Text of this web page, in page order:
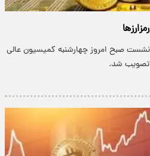
نشست صبح امروز چهارشنبه کمیسیون عالی
تصویب شد.